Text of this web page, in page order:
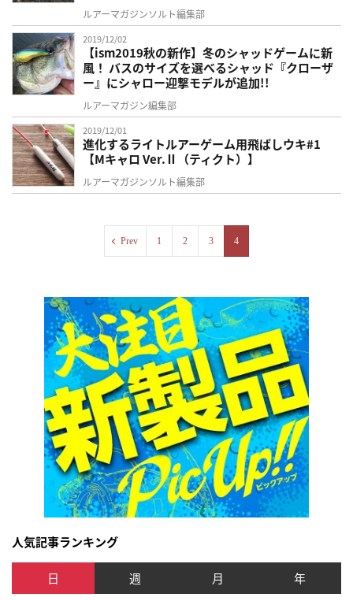
ルアーマガジンソルト編集部
2019/12/02
【ism2019秋の新作】冬のシャッドゲームに新
風！ バスのサイズを選べるシャッド『クローザ
ー』にシャロー迎撃モデルが追加!!
ルアーマガジン編集部
2019/12/01
進化するライトルアーゲーム用飛ばしウキ#1
【Mキャロ Ver.Ⅱ（ティクト）】
ルアーマガジンソルト編集部
Prev 1 2 3 4
人気記事ランキング
日 週 月 年